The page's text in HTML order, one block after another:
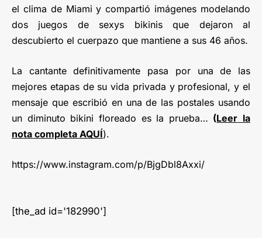
el clima de Miami y compartió imágenes modelando
dos juegos de sexys bikinis que dejaron al
descubierto el cuerpazo que mantiene a sus 46 años.
La cantante definitivamente pasa por una de las
mejores etapas de su vida privada y profesional, y el
mensaje que escribió en una de las postales usando
un diminuto bikini floreado es la prueba… (Leer la
nota completa AQUÍ).
https://www.instagram.com/p/BjgDbl8Axxi/
[the_ad id='182990']